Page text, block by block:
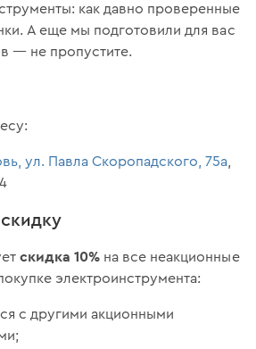
как давно проверенные
А еще мы подготовили для вас
— не пропустите.
ул. Павла Скоропадского, 75а
скидка 10% на все неакционные
электроинструмента:
с другими акционными